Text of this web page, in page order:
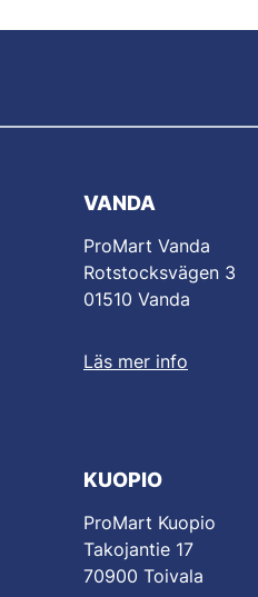
VANDA
ProMart Vanda
Rotstocksvägen 3
01510 Vanda
Läs mer info
KUOPIO
ProMart Kuopio
Takojantie 17
70900 Toivala